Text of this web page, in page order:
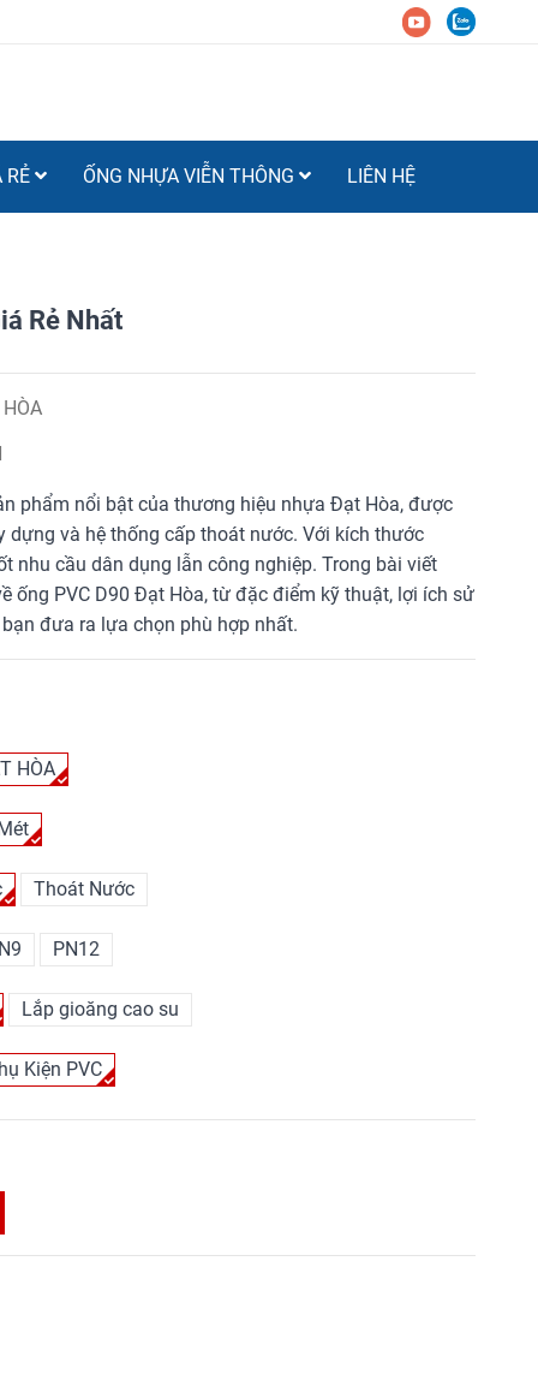
RẺ ỐNG NHỰA VIỄN THÔNG LIÊN HỆ
Rẻ Nhất
phẩm nổi bật của thương hiệu nhựa Đạt Hòa, được
và hệ thống cấp thoát nước. Với kích thước
nhu cầu dân dụng lẫn công nghiệp. Trong bài viết
ống PVC D90 Đạt Hòa, từ đặc điểm kỹ thuật, lợi ích sử
đưa ra lựa chọn phù hợp nhất.
HÒA
Thoát Nước
PN12
Lắp gioăng cao su
Kiện PVC